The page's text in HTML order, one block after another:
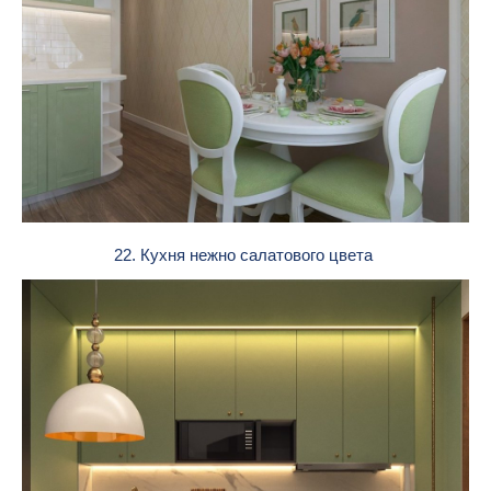
22. Кухня нежно салатового цвета